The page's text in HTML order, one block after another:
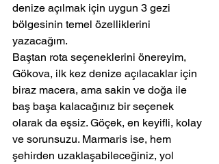
denize açılmak için uygun 3 gezi
bölgesinin temel özelliklerini
yazacağım.
Baştan rota seçeneklerini önereyim,
Gökova, ilk kez denize açılacaklar için
biraz macera, ama sakin ve doğa ile
baş başa kalacağınız bir seçenek
olarak da eşsiz. Göçek, en keyifli, kolay
ve sorunsuzu. Marmaris ise, hem
şehirden uzaklaşabileceğiniz, yol